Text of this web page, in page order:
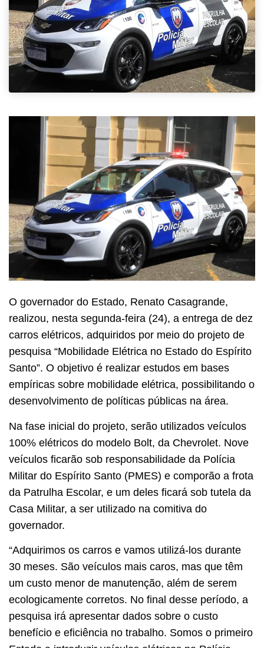
O governador do Estado, Renato Casagrande,
realizou, nesta segunda-feira (24), a entrega de dez
carros elétricos, adquiridos por meio do projeto de
pesquisa “Mobilidade Elétrica no Estado do Espírito
Santo”. O objetivo é realizar estudos em bases
empíricas sobre mobilidade elétrica, possibilitando o
desenvolvimento de políticas públicas na área.
Na fase inicial do projeto, serão utilizados veículos
100% elétricos do modelo Bolt, da Chevrolet. Nove
veículos ficarão sob responsabilidade da Polícia
Militar do Espírito Santo (PMES) e comporão a frota
da Patrulha Escolar, e um deles ficará sob tutela da
Casa Militar, a ser utilizado na comitiva do
governador.
“Adquirimos os carros e vamos utilizá-los durante
30 meses. São veículos mais caros, mas que têm
um custo menor de manutenção, além de serem
ecologicamente corretos. No final desse período, a
pesquisa irá apresentar dados sobre o custo
benefício e eficiência no trabalho. Somos o primeiro